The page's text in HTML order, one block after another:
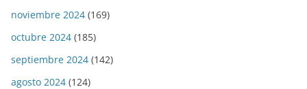
noviembre 2024 (169)
octubre 2024 (185)
septiembre 2024 (142)
agosto 2024 (124)